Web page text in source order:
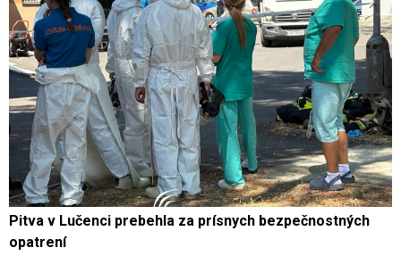
Pitva v Lučenci prebehla za prísnych bezpečnostných
opatrení